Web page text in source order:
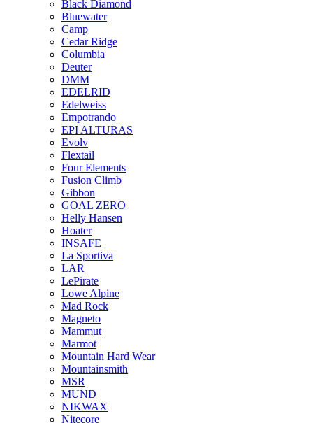
Black Diamond
Bluewater
Camp
Cedar Ridge
Columbia
Deuter
DMM
EDELRID
Edelweiss
Empotrando
EPI ALTURAS
Evolv
Flextail
Four Elements
Fusion Climb
Gibbon
GOAL ZERO
Helly Hansen
Hoater
INSAFE
La Sportiva
LAR
LePirate
Lowe Alpine
Mad Rock
Magneto
Mammut
Marmot
Mountain Hard Wear
Mountainsmith
MSR
MUND
NIKWAX
Nitecore